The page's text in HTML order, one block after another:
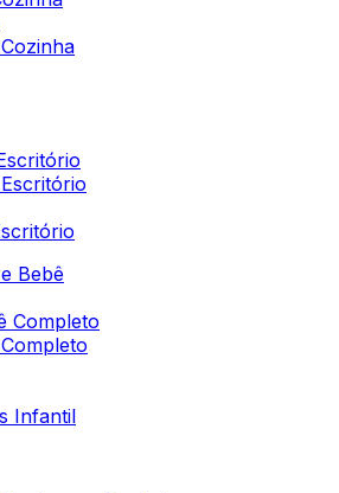
Bebê
Completo
Infantil